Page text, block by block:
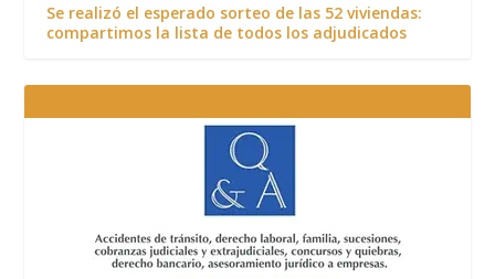
Se realizó el esperado sorteo de las 52 viviendas:
compartimos la lista de todos los adjudicados